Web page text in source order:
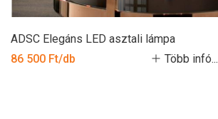
ADSC Elegáns LED asztali lámpa
86 500 Ft/db
Több infó...